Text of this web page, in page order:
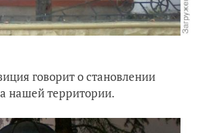
говорит о становлении
нашей территории.